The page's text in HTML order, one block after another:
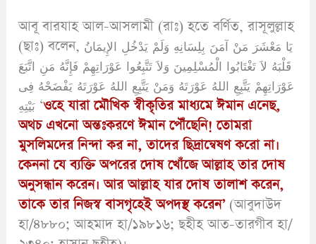
আবূ বারযাহ আল-আসলামী (রাঃ) হতে বর্ণিত, রাসূলুল্লাহ
(ছাঃ) বলেন, يَا مَعْشَرَ مَنْ آمَنَ بِلِسَانِهِ وَلَمْ يَدْخُلِ الإِيمَانُ
قَلْبَهُ لاَ تَغْتَابُوا الْمُسْلِمِينَ وَلاَ تَتَّبِعُوا عَوْرَاتِهِمْ فَإِنَّهُ مَنِ اتَّبَعَ
عَوْرَاتِهِمْ يَتَّبِعِ اللهُ عَوْرَتَهُ وَمَنْ يَتَّبِعِ اللهُ عَوْرَتَهُ يَفْضَحْهُ فِى
بَيْتِهِ ‘ওহে যারা মৌখিক স্বীকৃতির মাধ্যমে ঈমান এনেছ,
অথচ এখনো অন্তঃকরণে ঈমান পৌঁছেনি! তোমরা
মুসলিমদের নিন্দা কর না, তাদের ছিদ্রান্বেষণ করো না।
কেননা যে ব্যক্তি অপরের দোষ খোঁজে আল্লাহ তার দোষ
অনুসন্ধান করেন। আর আল্লাহ যার দোষ তালাশ করেন,
তাকে তার নিজস্ব বাসগৃহেই অপদস্থ করেন’(আবুদাউদ
হা/৪৮৮০; আহমাদ হা/১৯৮১৬; ছহীহ আত-তারগীব হা/